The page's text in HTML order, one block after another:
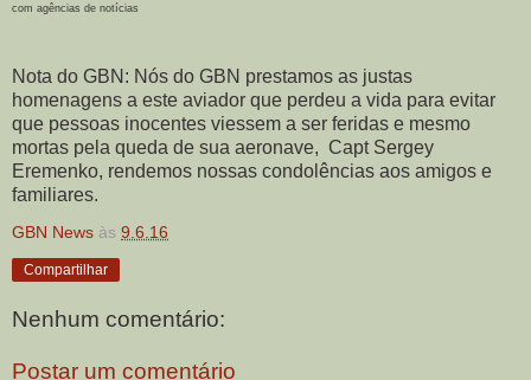
com agências de notícias
Nota do GBN: Nós do GBN prestamos as justas
homenagens a este aviador que perdeu a vida para evitar
que pessoas inocentes viessem a ser feridas e mesmo
mortas pela queda de sua aeronave, Capt Sergey
Eremenko, rendemos nossas condolências aos amigos e
familiares.
GBN News às 9.6.16
Compartilhar
Nenhum comentário:
Postar um comentário